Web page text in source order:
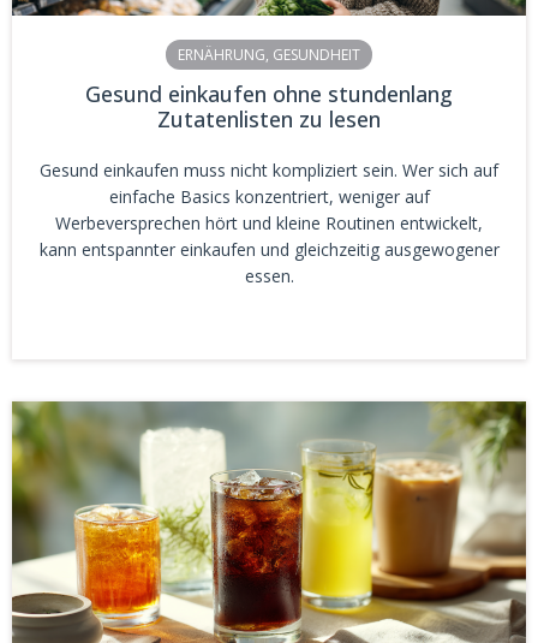
ERNÄHRUNG, GESUNDHEIT
Gesund einkaufen ohne stundenlang
Zutatenlisten zu lesen
Gesund einkaufen muss nicht kompliziert sein. Wer sich auf
einfache Basics konzentriert, weniger auf
Werbeversprechen hört und kleine Routinen entwickelt,
kann entspannter einkaufen und gleichzeitig ausgewogener
essen.